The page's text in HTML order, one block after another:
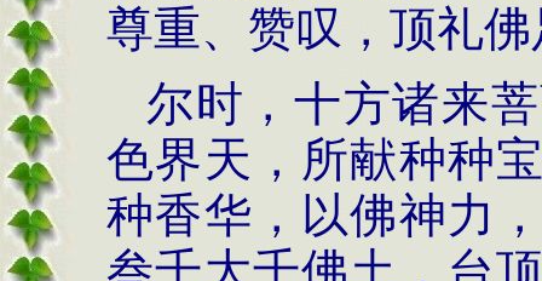
尊重、赞叹，顶礼
尔时，十方诸来
色界天，所献种种
种香华，以佛神力
叁千大千佛土，台